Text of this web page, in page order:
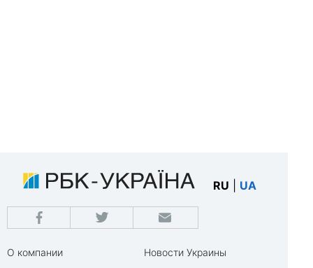
RU UA
О компании
Новости Украины